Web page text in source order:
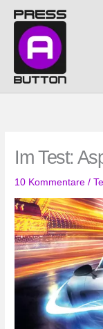
Inhalt
springen
Im Test:
10 Kommentare /